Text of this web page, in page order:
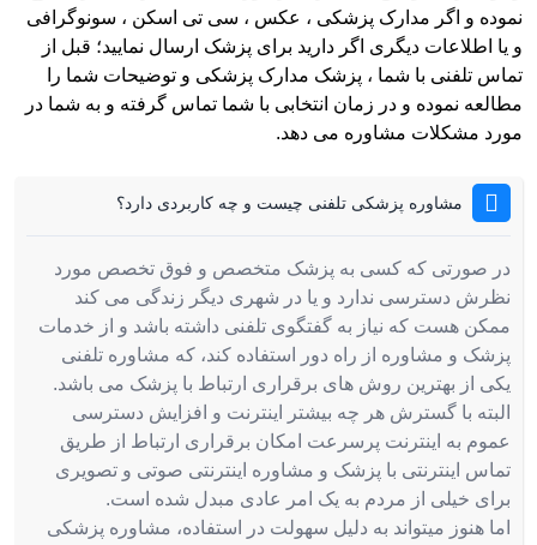
نموده و اگر مدارک پزشکی ، عکس ، سی تی اسکن ، سونوگرافی
و یا اطلاعات دیگری اگر دارید برای پزشک ارسال نمایید؛ قبل از
تماس تلفنی با شما ، پزشک مدارک پزشکی و توضیحات شما را
مطالعه نموده و در زمان انتخابی با شما تماس گرفته و به شما در
مورد مشکلات مشاوره می دهد.
مشاوره پزشکی تلفنی چیست و چه کاربردی دارد؟
در صورتی که کسی به پزشک متخصص و فوق تخصص مورد
نظرش دسترسی ندارد و یا در شهری دیگر زندگی می کند
ممکن هست که نیاز به گفتگوی تلفنی داشته باشد و از خدمات
پزشک و مشاوره از راه دور استفاده کند، که مشاوره تلفنی
یکی از بهترین روش های برقراری ارتباط با پزشک می باشد.
البته با گسترش هر چه بیشتر اینترنت و افزایش دسترسی
عموم به اینترنت پرسرعت امکان برقراری ارتباط از طریق
تماس اینترنتی با پزشک و مشاوره اینترنتی صوتی و تصویری
برای خیلی از مردم به یک امر عادی مبدل شده است.
اما هنوز میتواند به دلیل سهولت در استفاده، مشاوره پزشکی